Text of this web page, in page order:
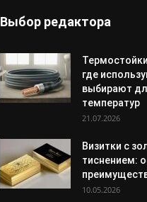
Выбор редактора
где
выбирают
температур
21.07.2026
Визитки с
тиснением:
10.05.2026